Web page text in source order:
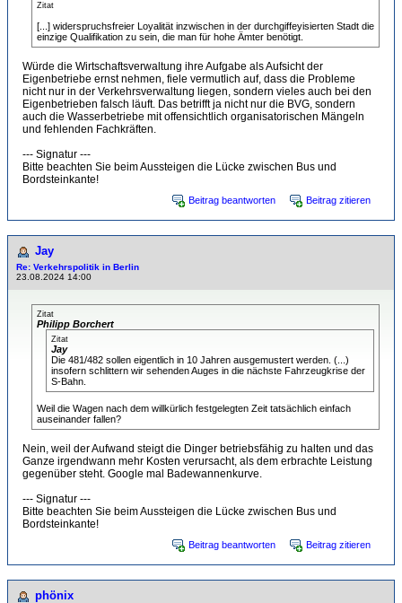
Zitat
[...] widerspruchsfreier Loyalität inzwischen in der durchgiffeyisierten Stadt die
einzige Qualifikation zu sein, die man für hohe Ämter benötigt.
Würde die Wirtschaftsverwaltung ihre Aufgabe als Aufsicht der
Eigenbetriebe ernst nehmen, fiele vermutlich auf, dass die Probleme
nicht nur in der Verkehrsverwaltung liegen, sondern vieles auch bei den
Eigenbetrieben falsch läuft. Das betrifft ja nicht nur die BVG, sondern
auch die Wasserbetriebe mit offensichtlich organisatorischen Mängeln
und fehlenden Fachkräften.
--- Signatur ---
Bitte beachten Sie beim Aussteigen die Lücke zwischen Bus und
Bordsteinkante!
Beitrag beantworten Beitrag zitieren
Jay
Re: Verkehrspolitik in Berlin
23.08.2024 14:00
Zitat
Philipp Borchert
Zitat
Jay
Die 481/482 sollen eigentlich in 10 Jahren ausgemustert werden. (...)
insofern schlittern wir sehenden Auges in die nächste Fahrzeugkrise der
S-Bahn.
Weil die Wagen nach dem willkürlich festgelegten Zeit tatsächlich einfach
auseinander fallen?
Nein, weil der Aufwand steigt die Dinger betriebsfähig zu halten und das
Ganze irgendwann mehr Kosten verursacht, als dem erbrachte Leistung
gegenüber steht. Google mal Badewannenkurve.
--- Signatur ---
Bitte beachten Sie beim Aussteigen die Lücke zwischen Bus und
Bordsteinkante!
Beitrag beantworten Beitrag zitieren
phönix